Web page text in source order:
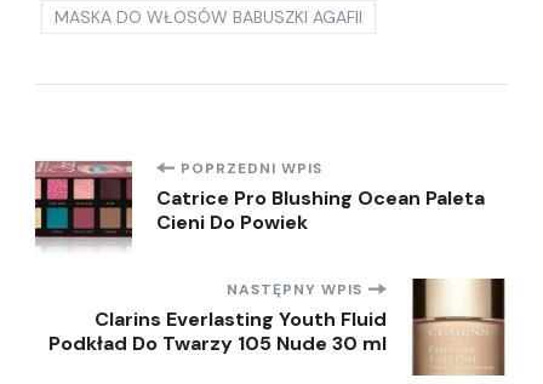
MASKA DO WŁOSÓW BABUSZKI AGAFII
Nawigacja
wpisu
POPRZEDNI WPIS
Catrice Pro Blushing Ocean Paleta
Cieni Do Powiek
NASTĘPNY WPIS
Clarins Everlasting Youth Fluid
Podkład Do Twarzy 105 Nude 30 ml